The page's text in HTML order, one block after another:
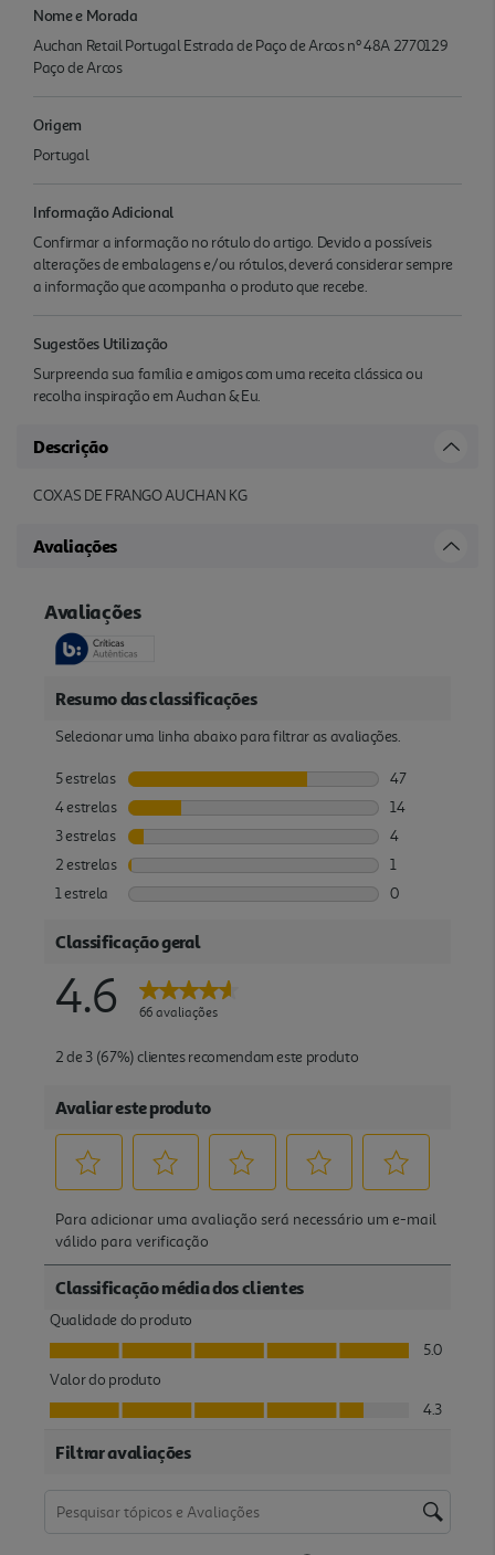
Nome e Morada
Auchan Retail Portugal Estrada de Paço de Arcos nº 48A 2770129
Paço de Arcos
Origem
Portugal
Informação Adicional
Confirmar a informação no rótulo do artigo. Devido a possíveis
alterações de embalagens e/ou rótulos, deverá considerar sempre
a informação que acompanha o produto que recebe.
Sugestões Utilização
Surpreenda sua família e amigos com uma receita clássica ou
recolha inspiração em Auchan & Eu.
Descrição
COXAS DE FRANGO AUCHAN KG
Avaliações